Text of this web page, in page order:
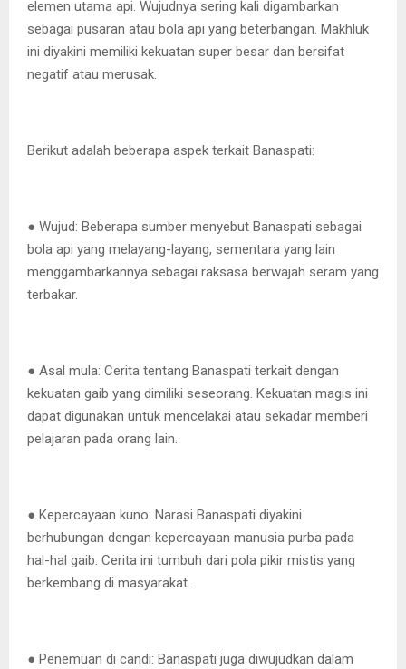
elemen utama api. Wujudnya sering kali digambarkan
sebagai pusaran atau bola api yang beterbangan. Makhluk
ini diyakini memiliki kekuatan super besar dan bersifat
negatif atau merusak.
Berikut adalah beberapa aspek terkait Banaspati:
● Wujud: Beberapa sumber menyebut Banaspati sebagai
bola api yang melayang-layang, sementara yang lain
menggambarkannya sebagai raksasa berwajah seram yang
terbakar.
● Asal mula: Cerita tentang Banaspati terkait dengan
kekuatan gaib yang dimiliki seseorang. Kekuatan magis ini
dapat digunakan untuk mencelakai atau sekadar memberi
pelajaran pada orang lain.
● Kepercayaan kuno: Narasi Banaspati diyakini
berhubungan dengan kepercayaan manusia purba pada
hal-hal gaib. Cerita ini tumbuh dari pola pikir mistis yang
berkembang di masyarakat.
● Penemuan di candi: Banaspati juga diwujudkan dalam